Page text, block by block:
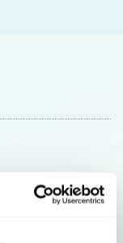
acties en tips